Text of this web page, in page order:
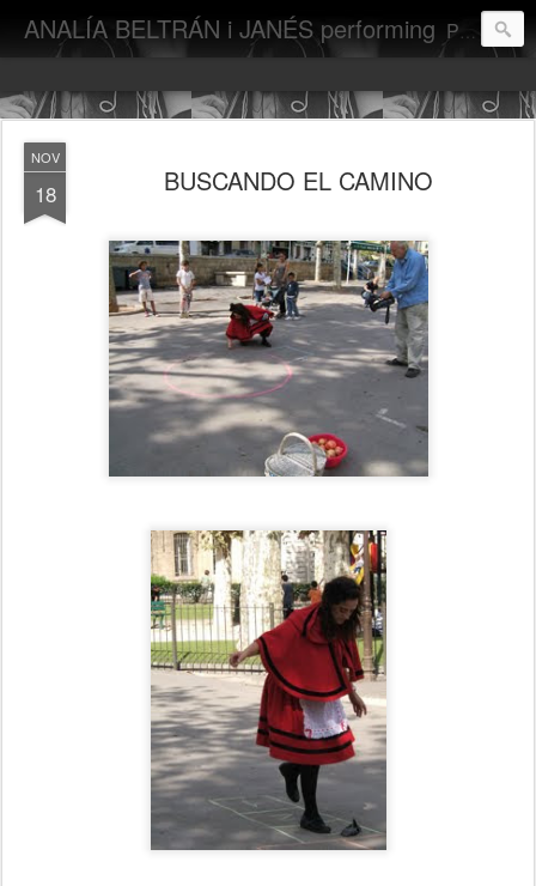
ANALÍA BELTRÁN i JANÉS performing Performances de Analía Beltrán i Janés
NOV
18 BUSCANDO EL CAMINO